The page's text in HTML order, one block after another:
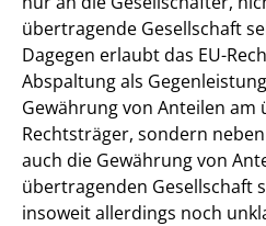
übertragende Gesellschaft
Dagegen erlaubt das EU-
Abspaltung als
Gewährung von Anteilen am
Rechtsträger, sondern
auch die Gewährung von
übertragenden Gesellschaft
insoweit allerdings noch